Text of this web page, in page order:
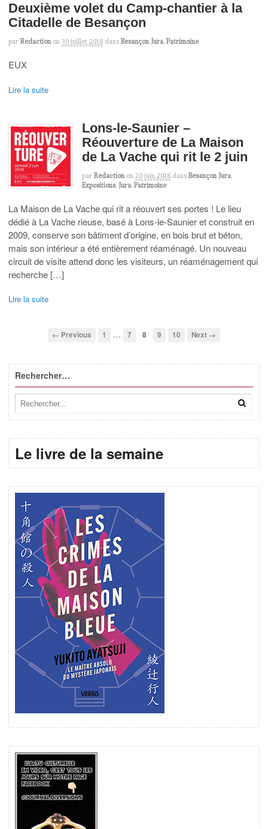
Deuxième volet du Camp-chantier à la
Citadelle de Besançon
par Redaction on 30 juillet 2018 dans Besançon Jura, Patrimoine
EUX
Lire la suite
Lons-le-Saunier –
Réouverture de La Maison
de La Vache qui rit le 2 juin
par Redaction on 20 juin 2018 dans Besançon Jura,
Expositions, Jura, Patrimoine
La Maison de La Vache qui rit a réouvert ses portes ! Le lieu
dédié à La Vache rieuse, basé à Lons-le-Saunier et construit en
2009, conserve son bâtiment d’origine, en bois brut et béton,
mais son intérieur a été entièrement réaménagé. Un nouveau
circuit de visite attend donc les visiteurs, un réaménagement qui
recherche […]
Lire la suite
← Previous 1 … 7 8 9 10 Next →
Rechercher…
Le livre de la semaine